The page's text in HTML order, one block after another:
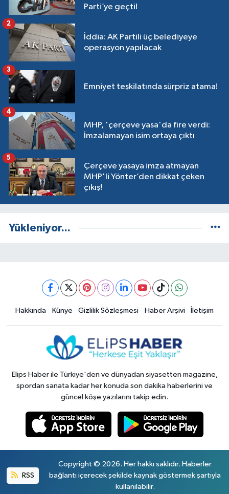
Parti’ye geçti!
İddia: AK Partili üç belediyeye
operasyon yapılacak
2
Emniyet teşkilatında sürpriz atama!
3
MHP, 'çerçeve yasa'da fire verdi:
İmzalamayan isim ortaya çıktı
4
Çerçeve yasaya imza atmayan
MHP'li Yönter’den dikkat çeken
çıkış!
5
Yükleniyor...
Hakkında Künye Gizlilik Sözleşmesi Haber Arşivi İletişim
Elips Haber ile Türkiye'den ve dünyadan siyasetten magazine,
spordan sanata kadar her konuda son dakika haberlerini ve
güncel köşe yazılarını takip edin.
RSS
Copyright © 2026. Her hakkı saklıdır. Haberler
bağlantı içerecek şekilde kaynak göstermek şartıyla
kullanılabilir.